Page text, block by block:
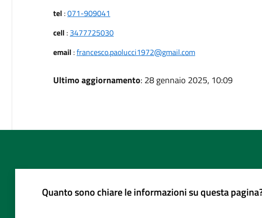
tel:071-909041
cell: 3477725030
email:francesco.paolucci1972@gmail.com
Ultimo aggiornamento: 28 gennaio 2025, 10:09
Quanto sono chiare le informazioni su questa